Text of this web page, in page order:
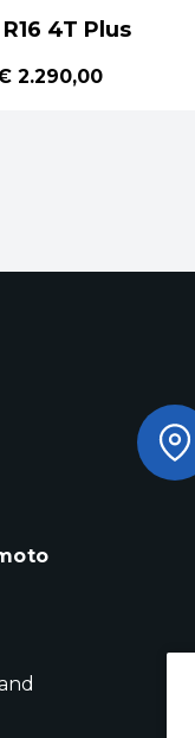
4T Plus
2.290,00